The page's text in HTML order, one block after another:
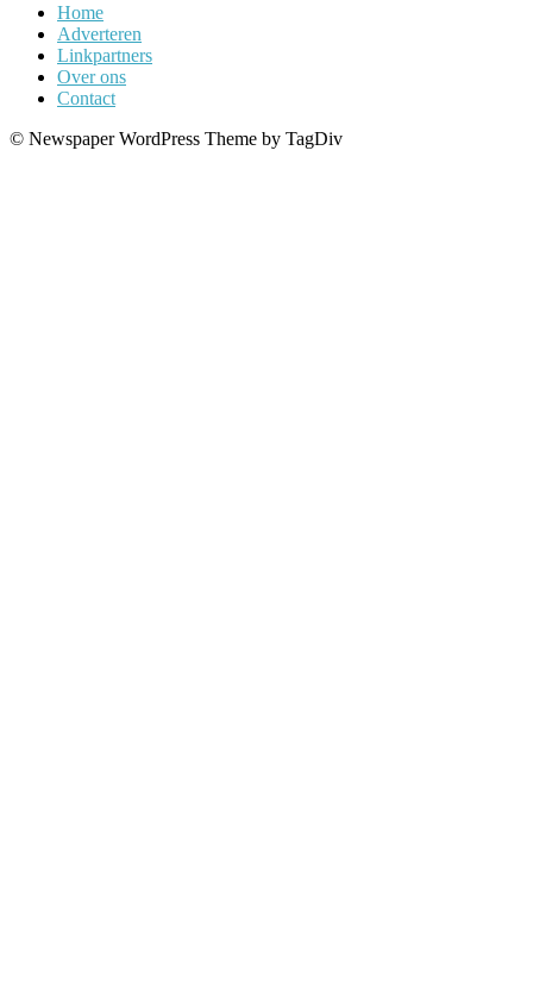
Home
Adverteren
Linkpartners
Over ons
Contact
© Newspaper WordPress Theme by TagDiv